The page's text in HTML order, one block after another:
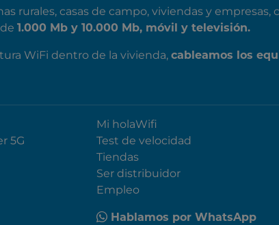
rurales, casas de campo, viviendas y
1.000 Mb y 10.000 Mb, móvil y televisión.
WiFi dentro de la vivienda, cableamos los
5G
Mi holaWifi
Test de velocidad
Tiendas
Ser distribuidor
Empleo
Hablamos por WhatsApp